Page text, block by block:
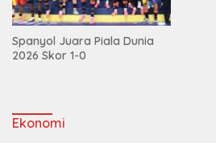
Spanyol Juara Piala Dunia
2026 Skor 1-0
Ekonomi